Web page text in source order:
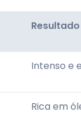
Intenso e
Rica em